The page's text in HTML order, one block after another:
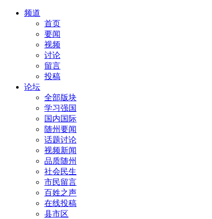
频道
首页
要闻
视频
讨论
留言
投稿
论坛
全部版块
学习强国
国内国际
随州要闻
话题讨论
视频新闻
品质随州
社会民生
市民留言
百姓之声
在线投稿
县市区